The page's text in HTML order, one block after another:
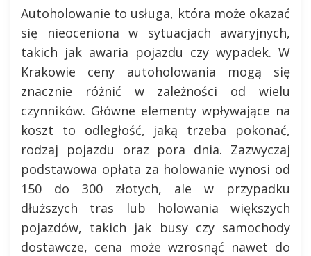
Autoholowanie to usługa, która może okazać
się nieoceniona w sytuacjach awaryjnych,
takich jak awaria pojazdu czy wypadek. W
Krakowie ceny autoholowania mogą się
znacznie różnić w zależności od wielu
czynników. Główne elementy wpływające na
koszt to odległość, jaką trzeba pokonać,
rodzaj pojazdu oraz pora dnia. Zazwyczaj
podstawowa opłata za holowanie wynosi od
150 do 300 złotych, ale w przypadku
dłuższych tras lub holowania większych
pojazdów, takich jak busy czy samochody
dostawcze, cena może wzrosnąć nawet do